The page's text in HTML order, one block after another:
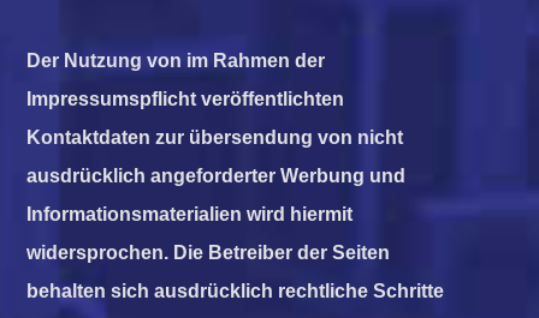
Der Nutzung von im Rahmen der
Impressumspflicht veröffentlichten
Kontaktdaten zur übersendung von nicht
ausdrücklich angeforderter Werbung und
Informationsmaterialien wird hiermit
widersprochen. Die Betreiber der Seiten
behalten sich ausdrücklich rechtliche Schritte